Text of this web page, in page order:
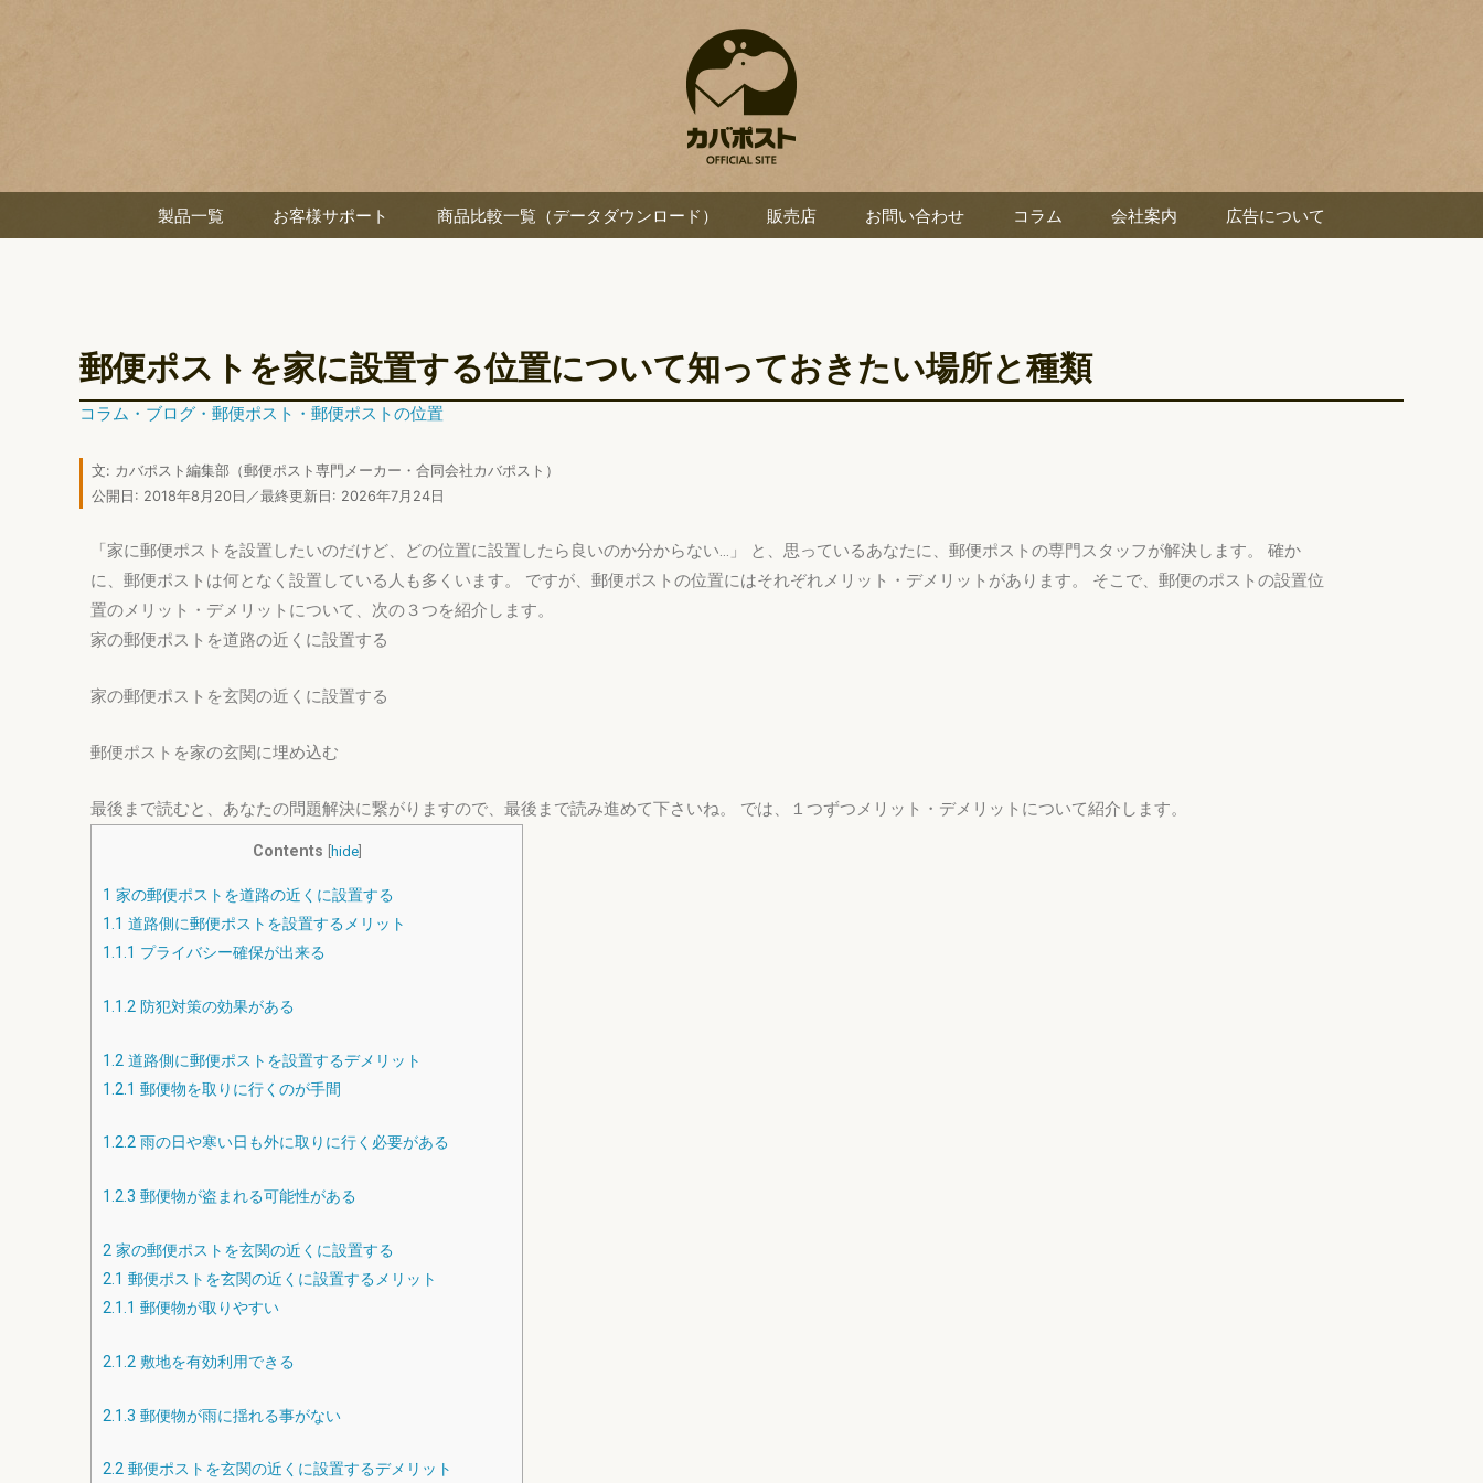
製品一覧 お客様サポート 商品比較一覧（データダウンロード） 販売店 お問い合わせ コラム 会社案内 広告について
郵便ポストを家に設置する位置について知っておきたい場所と種類
コラム ・ ブログ ・ 郵便ポスト ・ 郵便ポストの位置
文: カバポスト編集部（郵便ポスト専門メーカー・合同会社カバポスト）
公開日: 2018年8月20日／最終更新日: 2026年7月24日
「家に郵便ポストを設置したいのだけど、どの位置に設置したら良いのか分からない…」 と、思っているあなたに、郵便ポストの専門スタッフが解決します。 確か
に、郵便ポストは何となく設置している人も多くいます。 ですが、郵便ポストの位置にはそれぞれメリット・デメリットがあります。 そこで、郵便のポストの設置位
置のメリット・デメリットについて、次の３つを紹介します。
家の郵便ポストを道路の近くに設置する
家の郵便ポストを玄関の近くに設置する
郵便ポストを家の玄関に埋め込む
最後まで読むと、あなたの問題解決に繋がりますので、最後まで読み進めて下さいね。 では、１つずつメリット・デメリットについて紹介します。
Contents hide]
1 家の郵便ポストを道路の近くに設置する
1.1 道路側に郵便ポストを設置するメリット
1.1.1 プライバシー確保が出来る
1.1.2 防犯対策の効果がある
1.2 道路側に郵便ポストを設置するデメリット
1.2.1 郵便物を取りに行くのが手間
1.2.2 雨の日や寒い日も外に取りに行く必要がある
1.2.3 郵便物が盗まれる可能性がある
2 家の郵便ポストを玄関の近くに設置する
2.1 郵便ポストを玄関の近くに設置するメリット
2.1.1 郵便物が取りやすい
2.1.2 敷地を有効利用できる
2.1.3 郵便物が雨に揺れる事がない
2.2 郵便ポストを玄関の近くに設置するデメリット